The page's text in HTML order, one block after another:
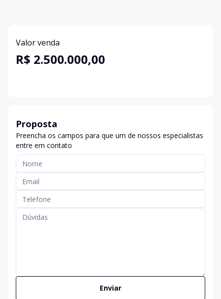
Valor venda
R$ 2.500.000,00
Proposta
Preencha os campos para que um de nossos especialistas
entre em contato
Enviar